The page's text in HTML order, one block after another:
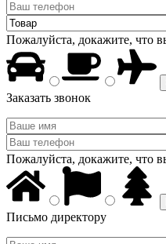
Пожалуйста, докажите, что
Заказать звонок
Пожалуйста, докажите, что
Письмо директору